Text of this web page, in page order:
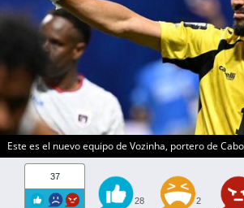
Este es el nuevo equipo de Vozinha, portero de
37
28 2